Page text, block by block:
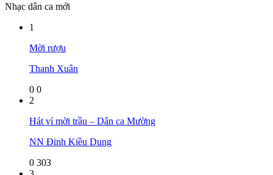
Nhạc dân ca mới
1
Mời rượu
Thanh Xuân
0 0
2
Hát ví mời trầu – Dân ca Mường
NN Đinh Kiều Dung
0 303